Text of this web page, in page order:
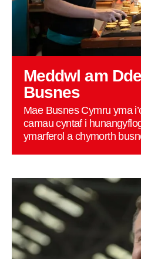
Meddwl am
Busnes
Mae Busnes Cymru yma
camau cyntaf i
ymarferol a chymorth